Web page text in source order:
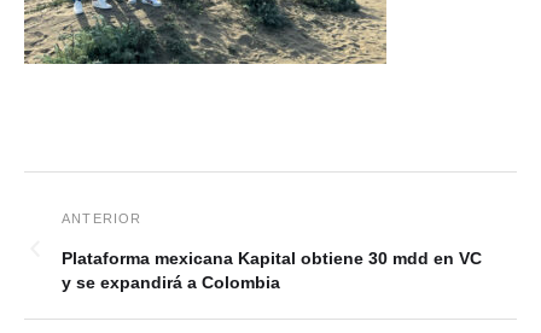
Plataforma mexicana Kapital obtiene 30 mdd en VC
y se expandirá a Colombia